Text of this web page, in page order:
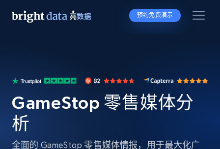
预约免费演示
GameStop 零售媒体分
析
全面的 GameStop 零售媒体情报，用于最大化广